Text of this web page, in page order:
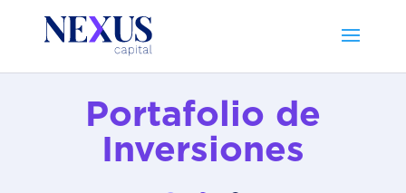
Portafolio de
Inversiones